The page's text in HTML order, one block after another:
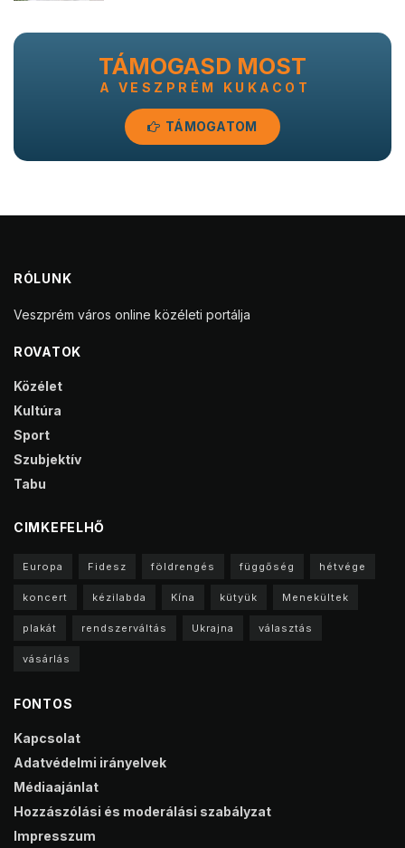
TÁMOGASD MOST
A VESZPRÉM KUKACOT
TÁMOGATOM
RÓLUNK
Veszprém város online közéleti portálja
ROVATOK
Közélet
Kultúra
Sport
Szubjektív
Tabu
CIMKEFELHŐ
Europa Fidesz földrengés függőség hétvége
koncert kézilabda Kína kütyük Menekültek
plakát rendszerváltás Ukrajna választás
vásárlás
FONTOS
Kapcsolat
Adatvédelmi irányelvek
Médiaajánlat
Hozzászólási és moderálási szabályzat
Impresszum